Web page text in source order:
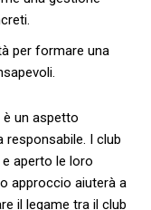
per formare una
⁢ è un aspetto
I club
aperto le loro
approccio aiuterà⁣ a‌
⁤il legame tra il club